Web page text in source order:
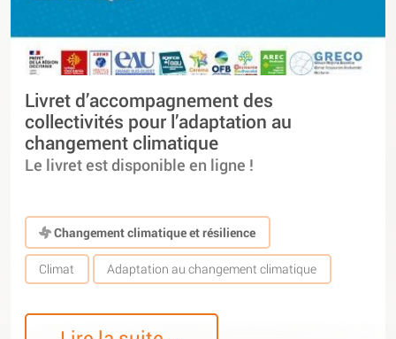
Livret d’accompagnement des
collectivités pour l’adaptation au
changement climatique
Le livret est disponible en ligne !
Changement climatique et résilience
Climat Adaptation au changement climatique